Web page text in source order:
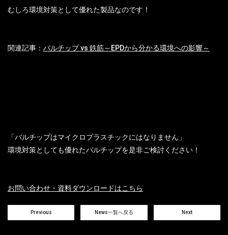
むしろ環境対策として優れた製品なのです！
関連記事： バルチップ vs 鉄筋～EPDから分かる環境への影響～
「バルチップはマイクロプラスチックにはなりません」
環境対策としても優れたバルチップを是非ご検討ください！
お問い合わせ・資料ダウンロードはこちら
Previous News一覧へ戻る Next